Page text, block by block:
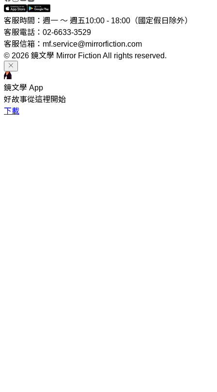
客服時間：週一 ～ 週五10:00 - 18:00（國定假日除外）
客服電話：02-6633-3529
客服信箱：mf.service@mirrorfiction.com
© 2026 鏡文學 Mirror Fiction All rights reserved.
鏡文學 App
好故事從這裡開始
下載